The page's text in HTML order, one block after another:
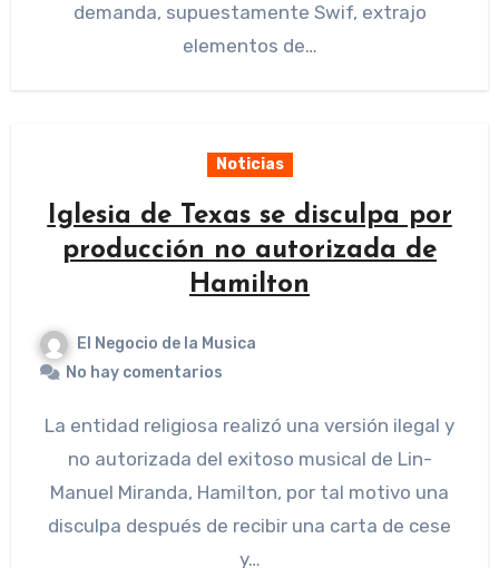
demanda, supuestamente Swif, extrajo
elementos de…
Noticias
Iglesia de Texas se disculpa por
producción no autorizada de
Hamilton
El Negocio de la Musica
No hay comentarios
La entidad religiosa realizó una versión ilegal y
no autorizada del exitoso musical de Lin-
Manuel Miranda, Hamilton, por tal motivo una
disculpa después de recibir una carta de cese
y…